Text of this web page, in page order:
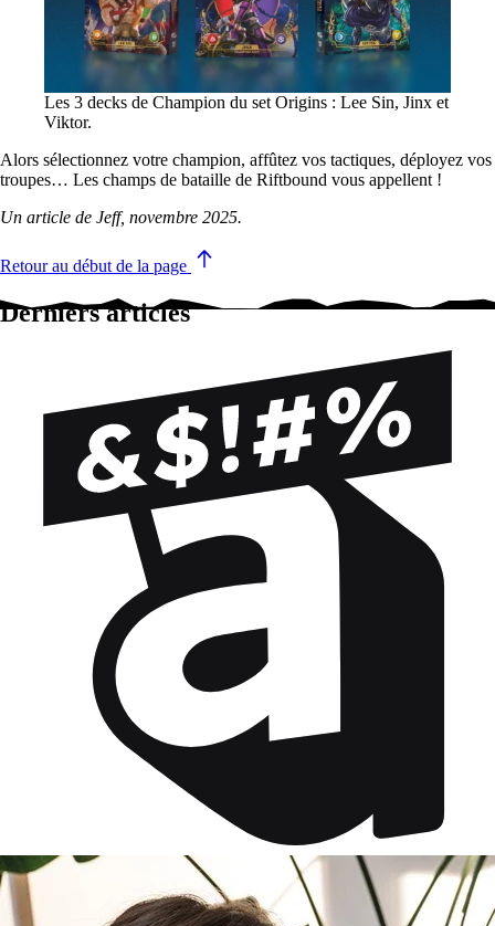
Les 3 decks de Champion du set Origins : Lee Sin, Jinx et
Viktor.
Alors sélectionnez votre champion, affûtez vos tactiques, déployez vos
troupes… Les champs de bataille de Riftbound vous appellent !
Un article de Jeff, novembre 2025.
Retour au début de la page
Derniers articles